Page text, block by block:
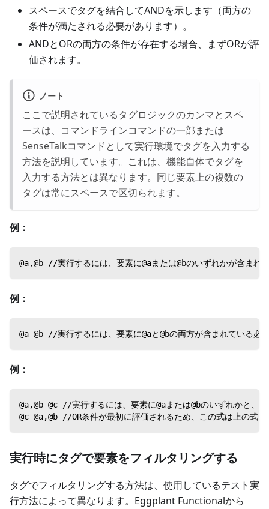
スペースでタグを結合してANDを示します（両方の
条件が満たされる必要があります）。
ANDとORの両方の条件が存在する場合、まずORが評
価されます。
ノート
ここで説明されているタグロジックのカンマとスペ
ースは、コマンドラインコマンドの一部または
SenseTalkコマンドとして実行環境でタグを入力する
方法を説明しています。これは、機能自体でタグを
入力する方法とは異なります。同じ要素上の複数の
タグは常にスペースで区切られます。
例：
@a,@b //実行するには、要素に@aまたは@bのいずれかが含まれ
例：
@a @b //実行するには、要素に@aと@bの両方が含まれている必
例：
@a,@b @c //実行するには、要素に@aまたは@bのいずれかと、
@c @a,@b //OR条件が最初に評価されるため、この式は上の式
実行時にタグで要素をフィルタリングする
タグでフィルタリングする方法は、使用しているテスト実
行方法によって異なります。Eggplant Functionalから